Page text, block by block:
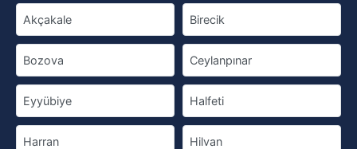
Akçakale Birecik
Bozova Ceylanpınar
Eyyübiye Halfeti
Harran Hilvan